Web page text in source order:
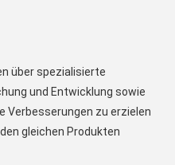
über spezialisierte
und Entwicklung sowie
Verbesserungen zu erzielen
gleichen Produkten